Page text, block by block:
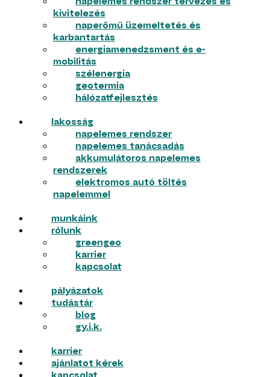
napelemes rendszer tervezés és
kivitelezés
naperőmű üzemeltetés és
karbantartás
energiamenedzsment és e-
mobilitás
szélenergia
geotermia
hálózatfejlesztés
lakosság
napelemes rendszer
napelemes tanácsadás
akkumulátoros napelemes
rendszerek
elektromos autó töltés
napelemmel
munkáink
rólunk
greengeo
karrier
kapcsolat
pályázatok
tudástár
blog
gy.i.k.
karrier
ajánlatot kérek